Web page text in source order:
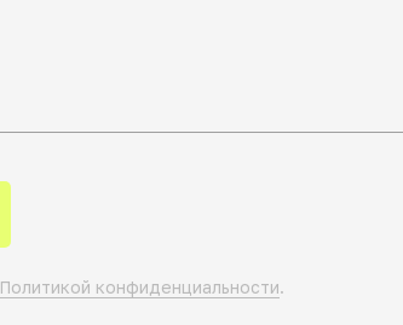
Политикой конфиденциальности.